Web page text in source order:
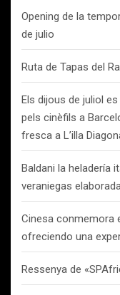
Opening de la
de julio
Ruta de Tapas del
Els dijous de juliol
pels cinèfils a
fresca a L’illa
Baldani la heladería
veraniegas
Cinesa conmemora
ofreciendo una
Ressenya de